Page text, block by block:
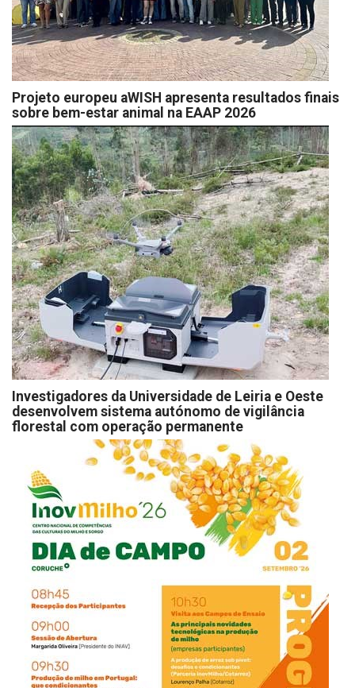
Projeto europeu aWISH apresenta resultados finais
sobre bem-estar animal na EAAP 2026
Investigadores da Universidade de Leiria e Oeste
desenvolvem sistema autónomo de vigilância
florestal com operação permanente